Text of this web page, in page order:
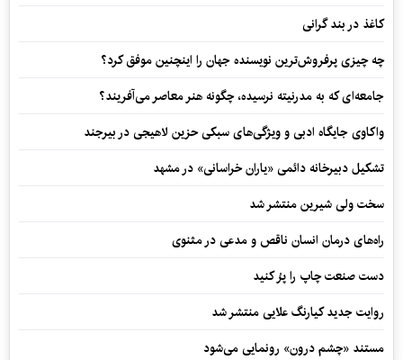
کاغذ در بند گرانی
چه چیزی پرفروش‌ترین نویسنده جهان را اینچنین موفق کرد؟
جامعه‌ای که به مدرنیته نرسیده، چگونه هنر معاصر می‌آفریند؟
واکاوی جایگاه ادبی و ویژگی‌های سبکی حزین لاهیجی در بیرجند
تشکیل دبیرخانه دائمی «یاران خراسانی» در مشهد
سخت ولی شیرین منتشر شد
راه‌های درمان انسان ناقص و مدعی در مثنوی
دست صنعت چاپ را پرُ کنید
روایت جدید کیارنگ علایی منتشر شد
مستند «چشم درون» رونمایی می‌شود